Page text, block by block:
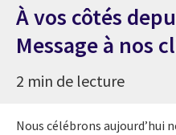
À vos côtés
Message à nos
2 min de lecture
Nous célébrons aujourd’hui